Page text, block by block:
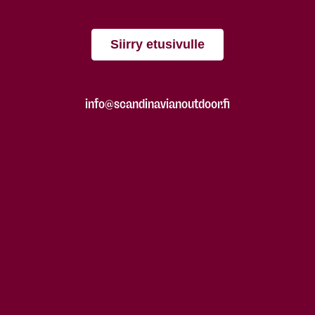
Siirry etusivulle
info@scandinavianoutdoor.fi